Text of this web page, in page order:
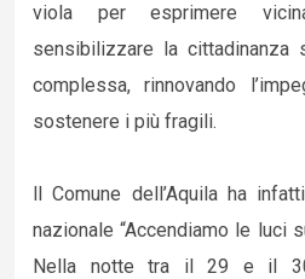
viola per esprimere
sensibilizzare la cittadinanza
complessa, rinnovando
sostenere i più fragili.
ll Comune dell’Aquila ha
nazionale “Accendiamo le luci
Nella notte tra il 29 e il